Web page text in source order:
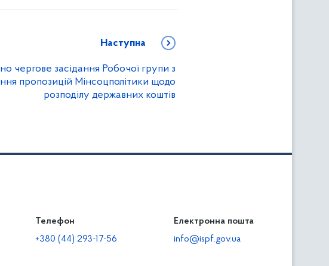
Наступна
чергове засідання Робочої групи з
пропозицій Мінсоцполітики щодо
розподілу державних коштів
Діяльність
Роботодавцям
Телефон
+380 (44) 293-17-56
Електронна пошта
info@ispf.gov.ua